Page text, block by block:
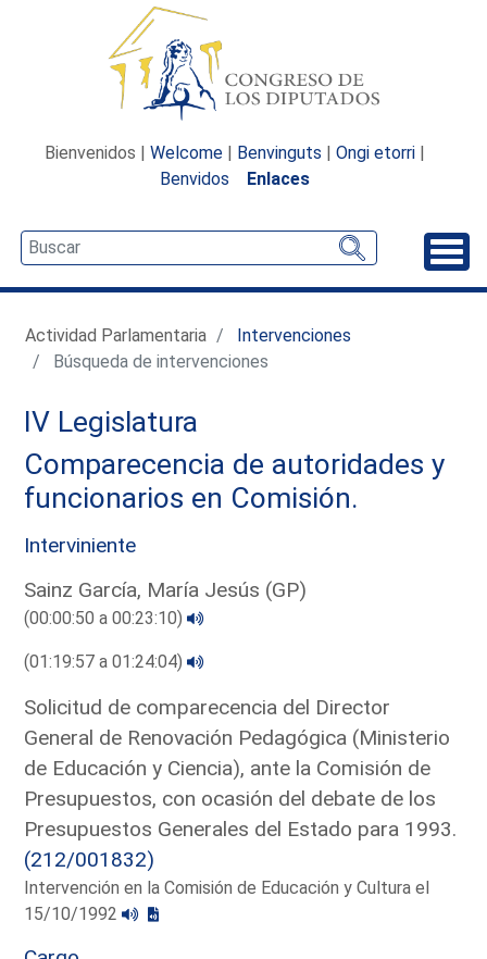
Bienvenidos | Welcome | Benvinguts | Ongi etorri |
Benvidos
Enlaces
Actividad Parlamentaria
Intervenciones
Búsqueda de intervenciones
IV Legislatura
Comparecencia de autoridades y
funcionarios en Comisión.
Interviniente
Sainz García, María Jesús (GP)
(00:00:50 a 00:23:10)
(01:19:57 a 01:24:04)
Solicitud de comparecencia del Director
General de Renovación Pedagógica (Ministerio
de Educación y Ciencia), ante la Comisión de
Presupuestos, con ocasión del debate de los
Presupuestos Generales del Estado para 1993.
(212/001832)
Intervención en la Comisión de Educación y Cultura el
15/10/1992